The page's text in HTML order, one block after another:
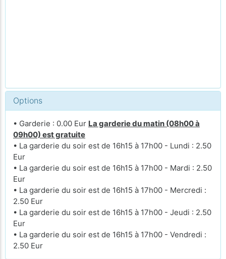
Options
• Garderie : 0.00 Eur La garderie du matin (08h00 à
09h00) est gratuite
• La garderie du soir est de 16h15 à 17h00 - Lundi : 2.50
Eur
• La garderie du soir est de 16h15 à 17h00 - Mardi : 2.50
Eur
• La garderie du soir est de 16h15 à 17h00 - Mercredi :
2.50 Eur
• La garderie du soir est de 16h15 à 17h00 - Jeudi : 2.50
Eur
• La garderie du soir est de 16h15 à 17h00 - Vendredi :
2.50 Eur